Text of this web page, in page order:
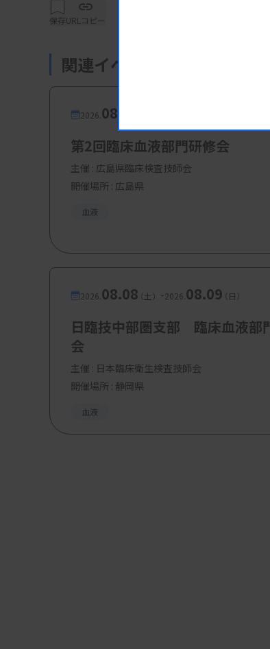
～特徴の認識と扱い方
菅原新吾先生（東北大学病
・講演3：MDSの形態異形成に
新保敬先生（獨協医科大学
・講演5：急性白血病とリンパ
賀古真一 先生（自治医科大
・会 費： 会員 5000 円、非会
・定 員：180名
保存URLコピー
関連イベント・研修会
2026. 08.08
第2回臨床血液部門研修会
主催 : 広島県臨床検査技師会
開催場所 : 広島県
血液
2026. 08.08（土） -2026. 08.09（日）
日臨技中部圏支部 臨床血液部
会
主催 : 日本臨床衛生検査技師会
開催場所 : 静岡県
血液